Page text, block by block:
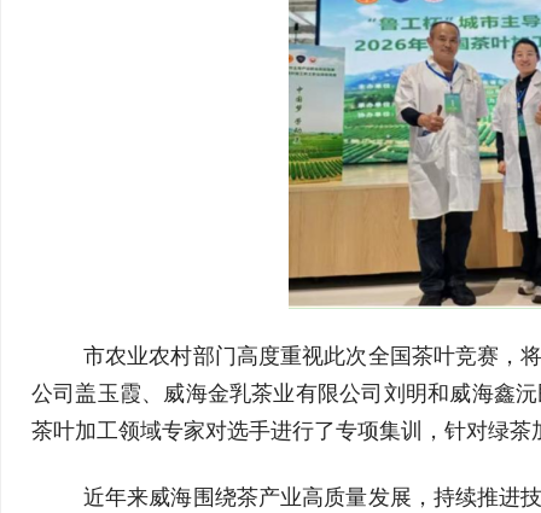
市农业农村部门高度重视此次全国茶叶竞赛，
公司盖玉霞、威海金乳茶业有限公司刘明和威海鑫
茶叶加工领域专家对选手进行了专项集训，针对绿
近年来威海围绕茶产业高质量发展，持续推进